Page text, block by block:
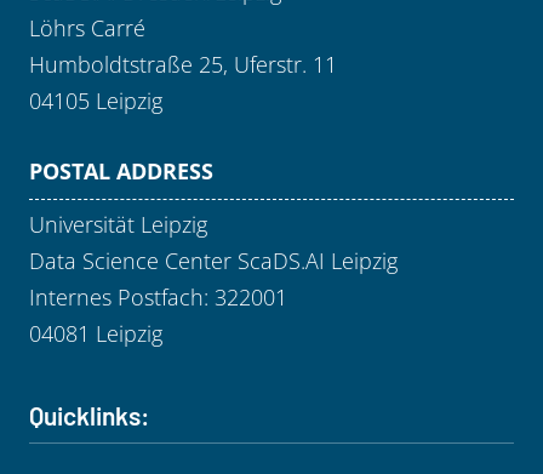
Löhrs Carré
Humboldtstraße 25, Uferstr. 11
04105 Leipzig
POSTAL ADDRESS
Universität Leipzig
Data Science Center ScaDS.AI Leipzig
Internes Postfach: 322001
04081 Leipzig
Quicklinks: